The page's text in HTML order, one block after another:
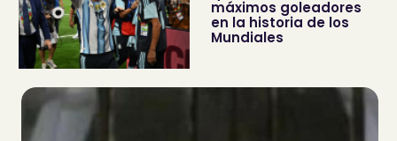
máximos goleadores
en la historia de los
Mundiales